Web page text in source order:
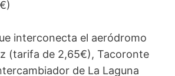
interconecta el aeródromo
(tarifa de 2,65€), Tacoronte
de La Laguna